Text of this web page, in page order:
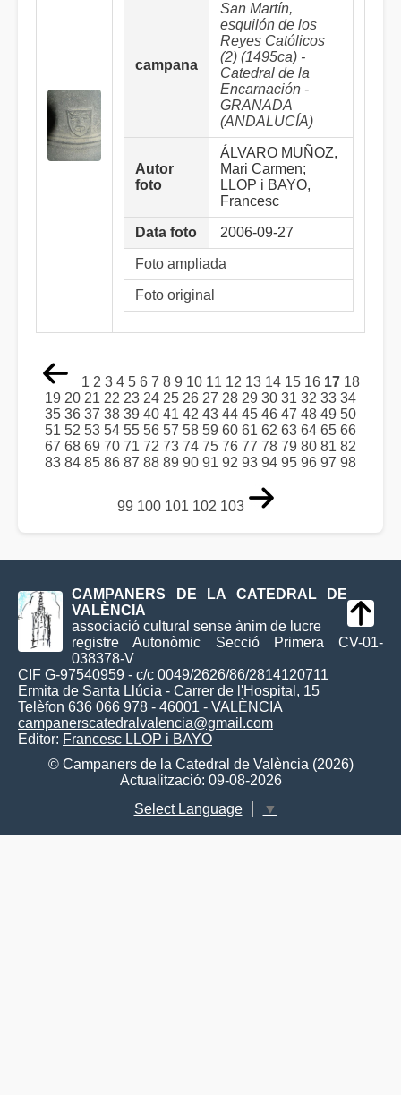
campana
San Martín,
esquilón de los
Reyes Católicos
(2) (1495ca) -
Catedral de la
Encarnación -
GRANADA
(ANDALUCÍA)
Autor
foto
ÁLVARO MUÑOZ,
Mari Carmen;
LLOP i BAYO,
Francesc
Data foto 2006-09-27
Foto ampliada
Foto original
1 2 3 4 5 6 7 8 9 10 11 12 13 14 15 16 17 18
19 20 21 22 23 24 25 26 27 28 29 30 31 32 33 34
35 36 37 38 39 40 41 42 43 44 45 46 47 48 49 50
51 52 53 54 55 56 57 58 59 60 61 62 63 64 65 66
67 68 69 70 71 72 73 74 75 76 77 78 79 80 81 82
83 84 85 86 87 88 89 90 91 92 93 94 95 96 97 98
99 100 101 102 103
CAMPANERS DE LA CATEDRAL DE
VALÈNCIA
associació cultural sense ànim de lucre
registre Autonòmic Secció Primera CV-01-
038378-V
CIF G-97540959 - c/c 0049/2626/86/2814120711
Ermita de Santa Llúcia - Carrer de l'Hospital, 15
Telèfon 636 066 978 - 46001 - VALÈNCIA
campanerscatedralvalencia@gmail.com
Editor: Francesc LLOP i BAYO
© Campaners de la Catedral de València (2026)
Actualització: 09-08-2026
Select Language
▼